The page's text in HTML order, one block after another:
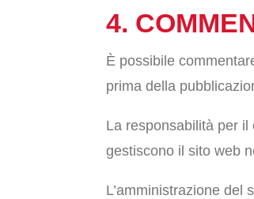
4.
È possibile
prima della
La responsabilità per
gestiscono il sito web
L’amministrazione